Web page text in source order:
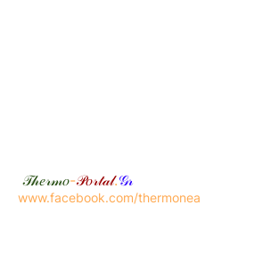
𝒯𝒽𝑒𝓇𝓂𝑜-𝒫𝑜𝓇𝓉𝒶𝓁.𝒢𝓇
www.facebook.com/thermonea